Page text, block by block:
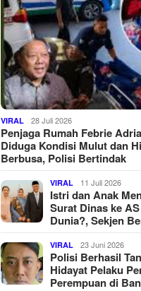
VIRAL 28 Juli 2026
Penjaga Rumah Febrie
Diduga Kondisi Mulut dan
Berbusa, Polisi Bertindak
VIRAL 11 Juli 2026
Istri dan Anak
Surat Dinas ke
Dunia?, Sekjen
VIRAL 23 Juni 2026
Polisi Berhasil
Hidayat Pelaku
Perempuan di